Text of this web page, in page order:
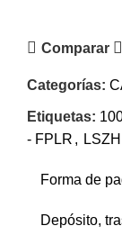
Comparar
Categorías:
Etiquetas:
- FPLR , LSZH
Forma de
Depósito,